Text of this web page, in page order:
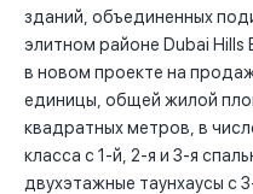
зданий, объединенных
элитном районе Dubai
в новом проекте на
единицы, общей жилой
квадратных метров, в
класса с 1-й, 2-я и 3-я
двухэтажные таунхаусы с